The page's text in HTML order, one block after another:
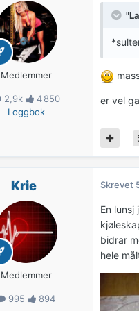
Medlemmer
2,9k
4 850
Loggbok
er vel
Krie
Medlemmer
995 894
Skrevet
En
bidrar
hele